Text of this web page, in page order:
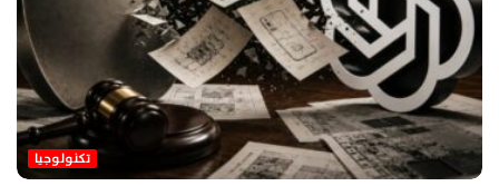
تكنولوجيا